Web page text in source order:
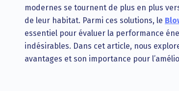
modernes se tournent de plus en plus
de leur habitat. Parmi ces solutions, le
essentiel pour évaluer la performance
indésirables. Dans cet article, nous
avantages et son importance pour